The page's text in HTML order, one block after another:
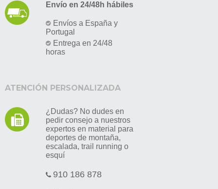
Envío en 24/48h hábiles
Envíos a España y
Portugal
Entrega en 24/48
horas
ATENCIÓN PERSONALIZADA
¿Dudas? No dudes en
pedir consejo a nuestros
expertos en material para
deportes de montaña,
escalada, trail running o
esquí
910 186 878